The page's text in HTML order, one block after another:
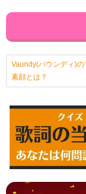
Vaundy(バウンディ)
素顔とは？